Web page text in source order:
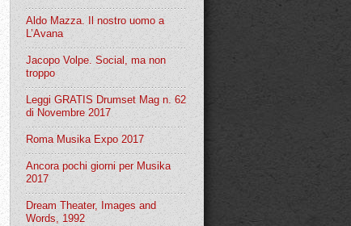
Aldo Mazza. Il nostro uomo a
L’Avana
Jacopo Volpe. Social, ma non
troppo
Leggi GRATIS Drumset Mag n. 62
di Novembre 2017
Roma Musika Expo 2017
Ancora pochi giorni per Musika
2017
Dream Theater, Images and
Words, 1992